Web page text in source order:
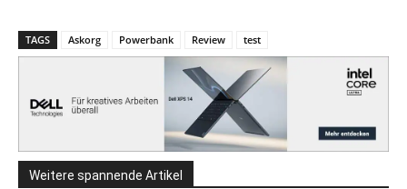
TAGS Askorg Powerbank Review test
Weitere spannende Artikel